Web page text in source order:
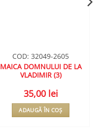
COD: 32049-2605
MAICA DOMNULUI DE LA
VLADIMIR (3)
35,00 lei
ADAUGĂ ÎN COȘ